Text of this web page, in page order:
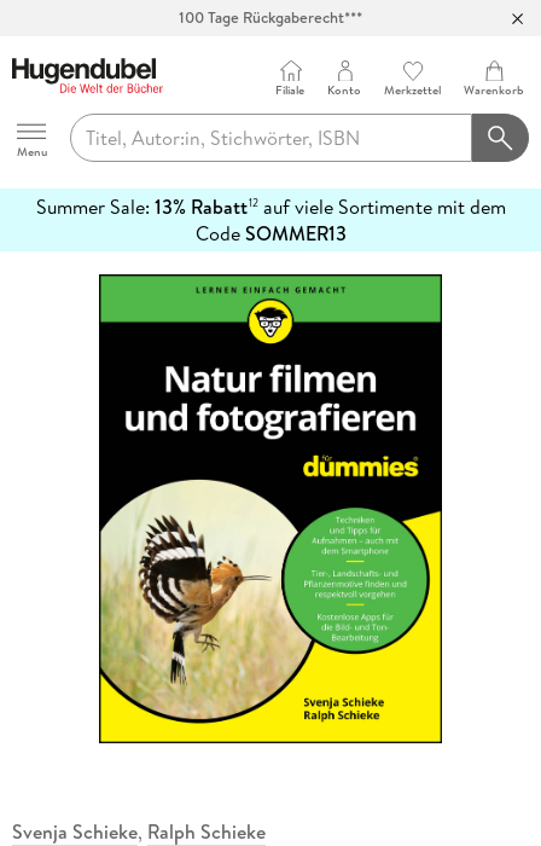
100 Tage Rückgaberecht***
Hugendubel
Menu
Filiale Konto Merkzettel Warenkorb
Summer Sale: 13% Rabatt12auf viele Sortimente mit dem
CodeSOMMER13
erfahren
Svenja Schieke, Ralph Schieke